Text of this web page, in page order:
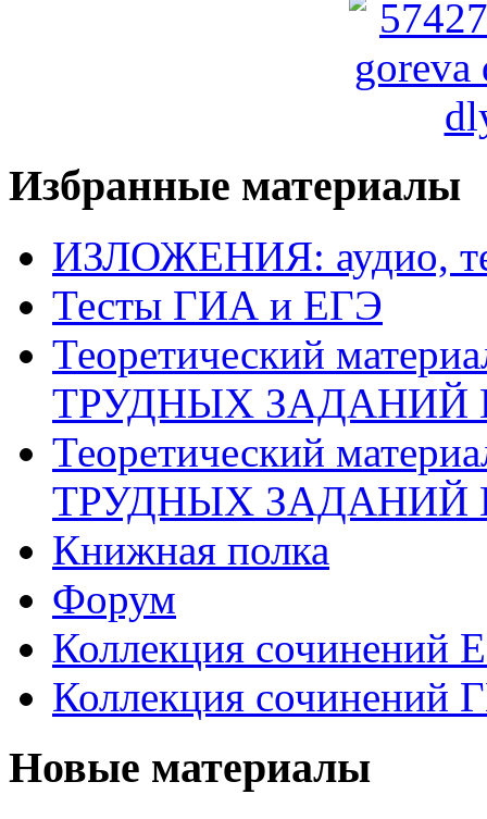
Избранные материалы
ИЗЛОЖЕНИЯ: аудио,
Тесты ГИА и ЕГЭ
Теоретический
ТРУДНЫХ ЗАДАНИЙ
Теоретический
ТРУДНЫХ ЗАДАНИЙ
Книжная полка
Форум
Коллекция сочинений
Коллекция сочинений
Новые материалы